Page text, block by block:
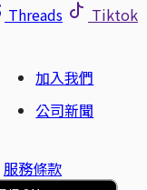
Threads
Tiktok
加入我們
公司新聞
服務條款